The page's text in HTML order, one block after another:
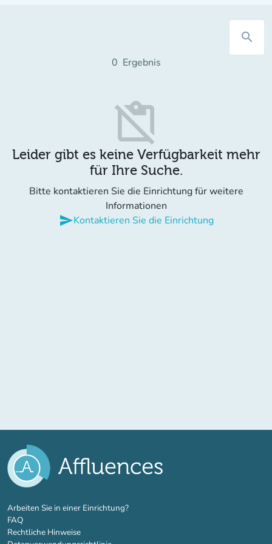
search
0 Ergebnis
content_paste_off
Leider gibt es keine Verfügbarkeit mehr
für Ihre Suche.
Bitte kontaktieren Sie die Einrichtung für weitere
Informationen
sendKontaktieren Sie die Einrichtung
Arbeiten Sie in einer Einrichtung?(new tab)
FAQ
Rechtliche Hinweise